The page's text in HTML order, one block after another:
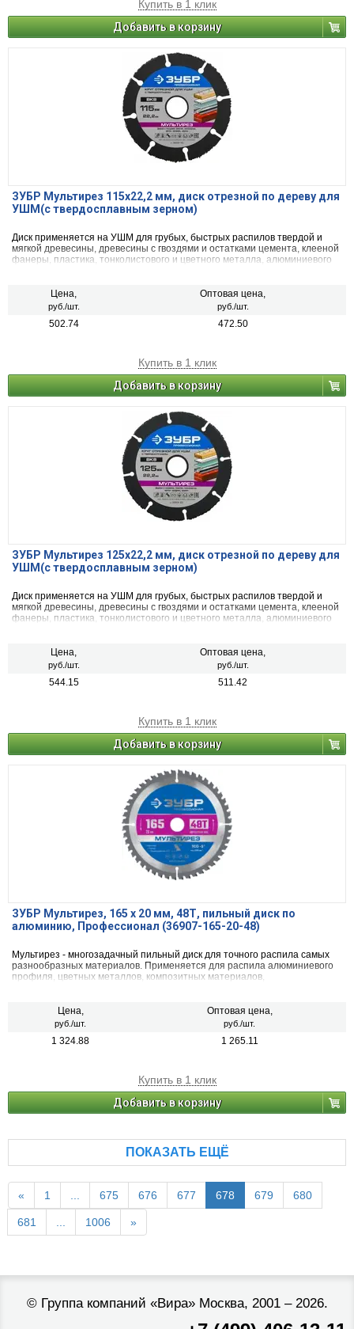
Купить в 1 клик
Добавить в корзину
ЗУБР Мультирез 115х22,2 мм, диск отрезной по дереву для
УШМ(с твердосплавным зерном)
Диск применяется на УШМ для грубых, быстрых распилов твердой и
мягкой древесины, древесины с гвоздями и остатками цемента, клееной
фанеры, пластика, тонколистового и цветного металла, алюминиевого
Цена,
руб./шт.
Оптовая цена,
руб./шт.
502.74 472.50
Купить в 1 клик
Добавить в корзину
ЗУБР Мультирез 125х22,2 мм, диск отрезной по дереву для
УШМ(с твердосплавным зерном)
Диск применяется на УШМ для грубых, быстрых распилов твердой и
мягкой древесины, древесины с гвоздями и остатками цемента, клееной
фанеры, пластика, тонколистового и цветного металла, алюминиевого
Цена,
руб./шт.
Оптовая цена,
руб./шт.
544.15 511.42
Купить в 1 клик
Добавить в корзину
ЗУБР Мультирез, 165 x 20 мм, 48Т, пильный диск по
алюминию, Профессионал (36907-165-20-48)
Мультирез - многозадачный пильный диск для точного распила самых
разнообразных материалов. Применяется для распила алюминиевого
профиля, цветных металлов, композитных материалов,
Цена,
руб./шт.
Оптовая цена,
руб./шт.
1 324.88 1 265.11
Купить в 1 клик
Добавить в корзину
ПОКАЗАТЬ ЕЩЁ
« 1 ... 675 676 677 678 679 680
681 ... 1006 »
© Группа компаний «Вира»Москва, 2001 – 2026.